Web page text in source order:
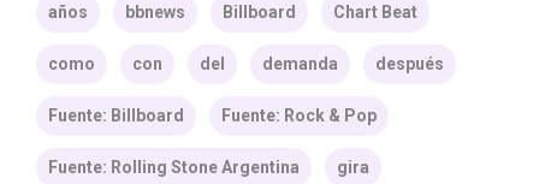
años bbnews Billboard Chart Beat
como con del demanda después
Fuente: Billboard Fuente: Rock & Pop
Fuente: Rolling Stone Argentina gira